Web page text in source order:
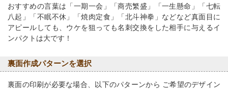
おすすめの言葉は「一期一会」「商売繁盛」「一生懸命」「七転
八起」「不眠不休」「焼肉定食」「北斗神拳」などなど真面目に
アピールしても、ウケを狙っても名刺交換をした相手に与えるイ
ンパクトは大です！
裏面作成パターンを選択
裏面の印刷が必要な場合、以下のパターンから ご希望のデザイン